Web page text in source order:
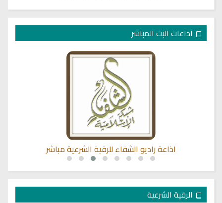
اذاعات البث المباشر
اذاعة راديو الشفاء للرقية الشرعية مباشر
الرقية الشرعية